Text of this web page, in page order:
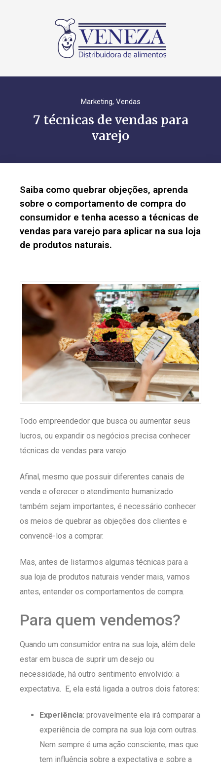
Marketing, Vendas
7 técnicas de vendas para
varejo
Saiba como quebrar objeções, aprenda
sobre o comportamento de compra do
consumidor e tenha acesso a técnicas de
vendas para varejo para aplicar na sua loja
de produtos naturais.
Todo empreendedor que busca ou aumentar seus
lucros, ou expandir os negócios precisa conhecer
técnicas de vendas para varejo.
Afinal, mesmo que possuir diferentes canais de
venda e oferecer o atendimento humanizado
também sejam importantes, é necessário conhecer
os meios de quebrar as objeções dos clientes e
convencê-los a comprar.
Mas, antes de listarmos algumas técnicas para a
sua loja de produtos naturais vender mais, vamos
antes, entender os comportamentos de compra.
Para quem vendemos?
Quando um consumidor entra na sua loja, além dele
estar em busca de suprir um desejo ou
necessidade, há outro sentimento envolvido: a
expectativa. E, ela está ligada a outros dois fatores:
Experiência: provavelmente ela irá comparar a
experiência de compra na sua loja com outras.
Nem sempre é uma ação consciente, mas que
tem influência sobre a expectativa e sobre a